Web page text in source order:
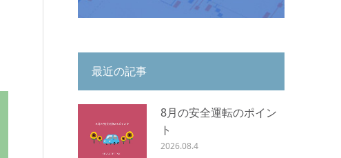
最近の記事
8月の安全運転のポイン
ト
2026.08.4